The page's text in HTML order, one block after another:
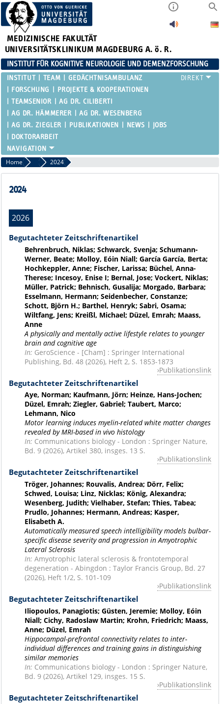
MEDIZINISCHE FAKULTÄT
UNIVERSITÄTSKLINIKUM MAGDEBURG A. ö. R.
INSTITUT FÜR KOGNITIVE NEUROLOGIE UND DEMENZFORSCHUNG
INSTITUT TEAM
GEDÄCHTNISAMBULANZ
FORSCHUNG
PROJEKTE & KOOPERATIONEN
TEAMSENIOR
AG DR. CILIBERTI
AG DR. HÄMMERER
AG DR. WESENBERG
AG DR. ZIEGLER
PUBLIKATIONEN NEWS
JOBS
DOKTORARBEIT
Home Publikationen
2024
2024
2026
Begutachteter Zeitschriftenartikel
Behrenbruch, Niklas; Schwarck, Svenja; Schumann-
Werner, Beate; Molloy, Eóin Niall; García García, Berta;
Hochkeppler, Anne; Fischer, Larissa; Büchel, Anna-
Therese; Incesoy, Enise I; Bernal, Jose; Vockert, Niklas;
Müller, Patrick; Behnisch, Gusalija; Morgado, Barbara;
Esselmann, Hermann; Seidenbecher, Constanze;
Schott, Björn H.; Barthel, Henryk; Sabri, Osama;
Wiltfang, Jens; Kreißl, Michael; Düzel, Emrah; Maass,
Anne
A physically and mentally active lifestyle relates to younger
brain and cognitive age
In: GeroScience - [Cham] : Springer International
Publishing, Bd. 48 (2026), Heft 2, S. 1853-1873
Publikationslink
Begutachteter Zeitschriftenartikel
Aye, Norman; Kaufmann, Jörn; Heinze, Hans-Jochen;
Düzel, Emrah; Ziegler, Gabriel; Taubert, Marco;
Lehmann, Nico
Motor learning induces myelin-related white matter changes
revealed by MRI-based in vivo histology
In: Communications biology - London : Springer Nature,
Bd. 9 (2026), Artikel 380, insges. 13 S.
Publikationslink
Begutachteter Zeitschriftenartikel
Tröger, Johannes; Rouvalis, Andrea; Dörr, Felix;
Schwed, Louisa; Linz, Nicklas; König, Alexandra;
Wesenberg, Judith; Vielhaber, Stefan; Thies, Tabea;
Prudlo, Johannes; Hermann, Andreas; Kasper,
Elisabeth A.
Automatically measured speech intelligibility models bulbar-
specific disease severity and progression in Amyotrophic
Lateral Sclerosis
In: Amyotrophic lateral sclerosis & frontotemporal
degeneration - Abingdon : Taylor Francis Group, Bd. 27
(2026), Heft 1/2, S. 101-109
Publikationslink
Begutachteter Zeitschriftenartikel
Iliopoulos, Panagiotis; Güsten, Jeremie; Molloy, Eóin
Niall; Cichy, Radoslaw Martin; Krohn, Friedrich; Maass,
Anne; Düzel, Emrah
Hippocampal-prefrontal connectivity relates to inter-
individual differences and training gains in distinguishing
similar memories
In: Communications biology - London : Springer Nature,
Bd. 9 (2026), Artikel 129, insges. 15 S.
Publikationslink
Begutachteter Zeitschriftenartikel